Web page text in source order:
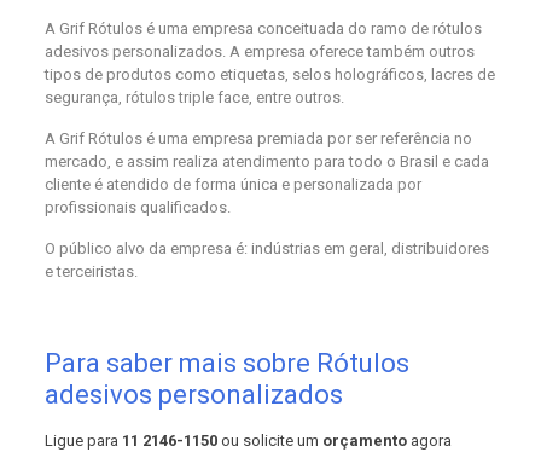
A Grif Rótulos é uma empresa conceituada do ramo de rótulos
adesivos personalizados. A empresa oferece também outros
tipos de produtos como etiquetas, selos holográficos, lacres de
segurança, rótulos triple face, entre outros.
A Grif Rótulos é uma empresa premiada por ser referência no
mercado, e assim realiza atendimento para todo o Brasil e cada
cliente é atendido de forma única e personalizada por
profissionais qualificados.
O público alvo da empresa é: indústrias em geral, distribuidores
e terceiristas.
Para saber mais sobre Rótulos
adesivos personalizados
Ligue para 11 2146-1150ou solicite um orçamento agora